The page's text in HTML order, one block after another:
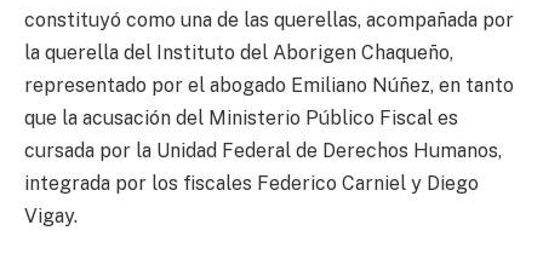
constituyó como una de las querellas, acompañada por
la querella del Instituto del Aborigen Chaqueño,
representado por el abogado Emiliano Núñez, en tanto
que la acusación del Ministerio Público Fiscal es
cursada por la Unidad Federal de Derechos Humanos,
integrada por los fiscales Federico Carniel y Diego
Vigay.